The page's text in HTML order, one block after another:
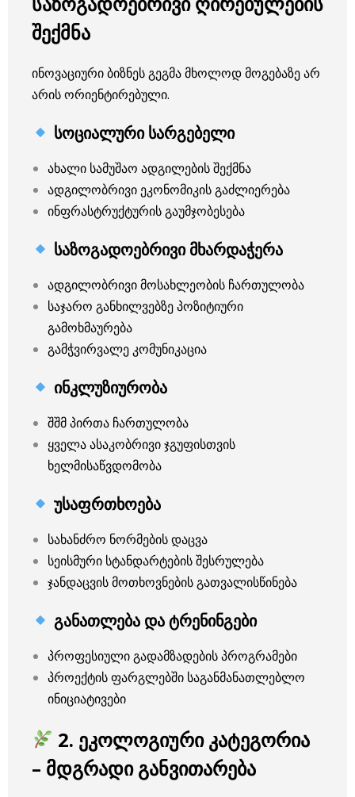
შექმნა
ინოვაციური ბიზნეს გეგმა მხოლოდ მოგებაზე არ
არის ორიენტირებული.
სოციალური სარგებელი
ახალი სამუშაო ადგილების შექმნა
ადგილობრივი ეკონომიკის გაძლიერება
ინფრასტრუქტურის გაუმჯობესება
საზოგადოებრივი მხარდაჭერა
ადგილობრივი მოსახლეობის ჩართულობა
საჯარო განხილვებზე პოზიტიური
გამოხმაურება
გამჭვირვალე კომუნიკაცია
ინკლუზიურობა
შშმ პირთა ჩართულობა
ყველა ასაკობრივი ჯგუფისთვის
ხელმისაწვდომობა
უსაფრთხოება
სახანძრო ნორმების დაცვა
სეისმური სტანდარტების შესრულება
ჯანდაცვის მოთხოვნების გათვალისწინება
განათლება და ტრენინგები
პროფესიული გადამზადების პროგრამები
პროექტის ფარგლებში საგანმანათლებლო
ინიციატივები
2. ეკოლოგიური კატეგორია
– მდგრადი განვითარება